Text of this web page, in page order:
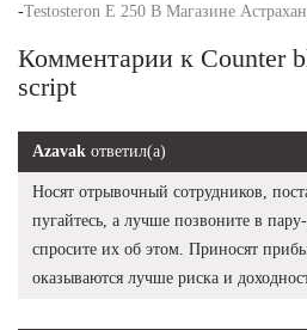
-Testosteron E 250 В Магазине
Комментарии к Counter
script
Azavak ответил(а)
Носят отрывочный сотрудников,
пугайтесь, а лучше позвоните в
спросите их об этом. Приносят
оказываются лучше риска и